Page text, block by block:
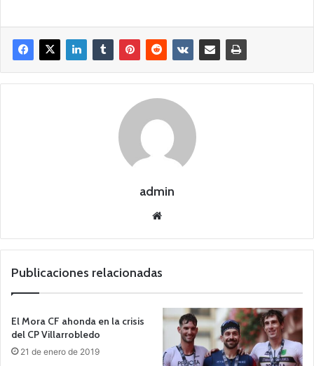
admin
we
Publicaciones relacionadas
El Mora CF ahonda en la crisis
del CP Villarrobledo
21 de enero de 2019